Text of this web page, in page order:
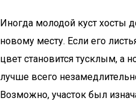
Иногда молодой куст хосты
новому месту. Если его
цвет становится тусклым, а
лучше всего
Возможно, участок был